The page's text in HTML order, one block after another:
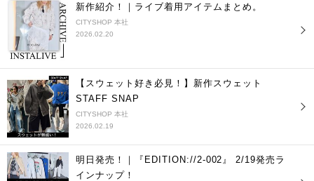
新作紹介！｜ライブ着用アイテムまとめ。
CITYSHOP 本社
2026.02.20
【スウェット好き必見！】新作スウェット
STAFF SNAP
CITYSHOP 本社
2026.02.19
明日発売！｜『EDITION://2-002』 2/19発売ラ
インナップ！